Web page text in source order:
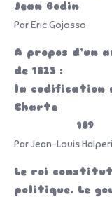
Jean
Par Eric Gojosso
A propos d’un
de 1825 :
la codification
109
Par Jean-Louis
Le roi
politique. Le